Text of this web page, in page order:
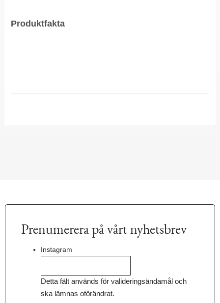
Produktfakta
Prenumerera på vårt nyhetsbrev
Instagram
Detta fält används för valideringsändamål och
ska lämnas oförändrat.